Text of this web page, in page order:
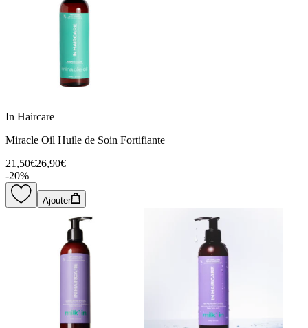
In Haircare
Miracle Oil Huile de Soin Fortifiante
21,50€26,90€
-20%
Ajouter